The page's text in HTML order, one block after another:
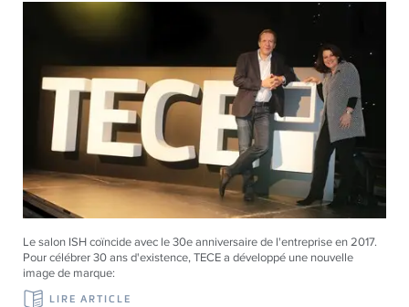
Le salon ISH coïncide avec le 30e anniversaire de l'entreprise en 2017.
Pour célébrer 30 ans d'existence, TECE a développé une nouvelle
image de marque:
LIRE ARTICLE